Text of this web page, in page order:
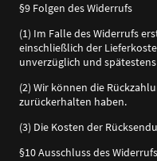
§9 Folgen des Widerrufs
(1) Im Falle des Widerrufs
einschließlich der
unverzüglich und
(2) Wir können die
zurückerhalten haben.
(3) Die Kosten der
§10 Ausschluss des